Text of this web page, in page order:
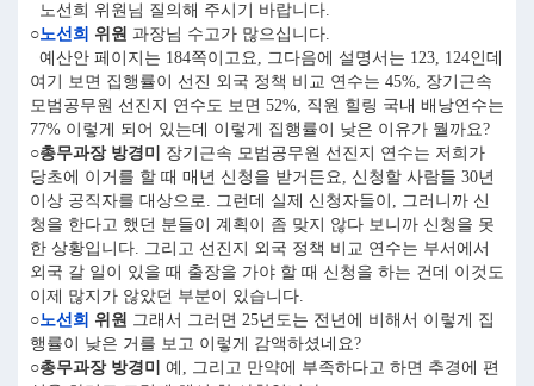
노선희 위원님 질의해 주시기 바랍니다.
○노선희 위원 과장님 수고가 많으십니다.
예산안 페이지는 184쪽이고요, 그다음에 설명서는 123, 124인데
여기 보면 집행률이 선진 외국 정책 비교 연수는 45%, 장기근속
모범공무원 선진지 연수도 보면 52%, 직원 힐링 국내 배낭연수는
77% 이렇게 되어 있는데 이렇게 집행률이 낮은 이유가 뭘까요?
○총무과장 방경미
장기근속 모범공무원 선진지 연수는 저희가
당초에 이거를 할 때 매년 신청을 받거든요, 신청할 사람들 30년
이상 공직자를 대상으로. 그런데 실제 신청자들이, 그러니까 신
청을 한다고 했던 분들이 계획이 좀 맞지 않다 보니까 신청을 못
한 상황입니다. 그리고 선진지 외국 정책 비교 연수는 부서에서
외국 갈 일이 있을 때 출장을 가야 할 때 신청을 하는 건데 이것도
이제 많지가 않았던 부분이 있습니다.
○노선희 위원 그래서 그러면 25년도는 전년에 비해서 이렇게 집
행률이 낮은 거를 보고 이렇게 감액하셨네요?
○총무과장 방경미
예, 그리고 만약에 부족하다고 하면 추경에 편